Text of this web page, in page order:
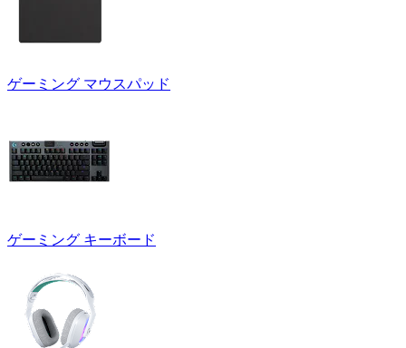
ゲーミング マウスパッド
ゲーミング キーボード